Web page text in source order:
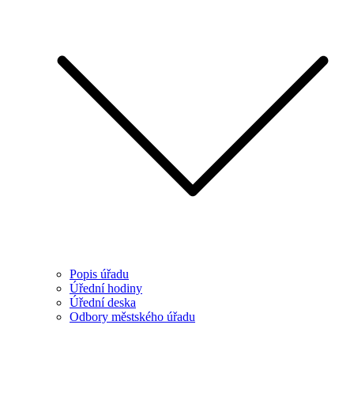
Popis úřadu
Úřední hodiny
Úřední deska
Odbory městského úřadu